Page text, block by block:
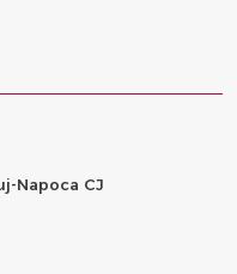
Napoca CJ